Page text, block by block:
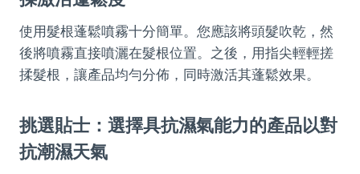
使用髮根蓬鬆噴霧十分簡單。您應該將頭髮吹乾，然
後將噴霧直接噴灑在髮根位置。之後，用指尖輕輕搓
揉髮根，讓產品均勻分佈，同時激活其蓬鬆效果。
挑選貼士：選擇具抗濕氣能力的產品以對
抗潮濕天氣